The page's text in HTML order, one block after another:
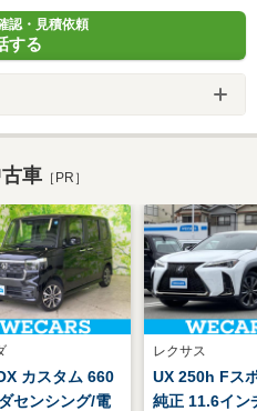
認・見積依頼
する
車 ［PR］
カスタム 660
センシング/電
レクサス
UX 250h Fス
純正 11.6イン